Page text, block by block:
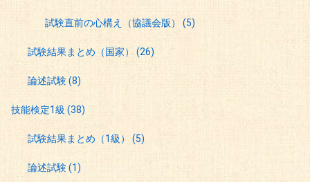
試験直前の心構え（協議会版） (5)
試験結果まとめ（国家）(26)
論述試験(8)
技能検定1級 (38)
試験結果まとめ（1級）(5)
論述試験(1)